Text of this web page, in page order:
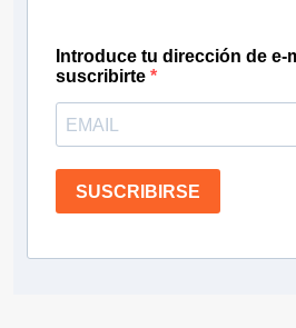
Introduce tu dirección de e-
suscribirte
SUSCRIBIRSE